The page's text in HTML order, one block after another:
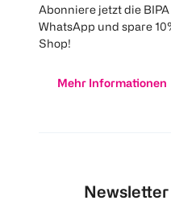
Abonniere jetzt die
WhatsApp und spare
Shop!
Mehr Informationen
Newsletter